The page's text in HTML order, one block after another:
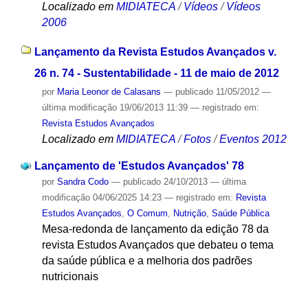
Localizado em MIDIATECA / Vídeos / Vídeos
2006
Lançamento da Revista Estudos Avançados v.
26 n. 74 - Sustentabilidade - 11 de maio de 2012
por Maria Leonor de Calasans — publicado11/05/2012 —
última modificação19/06/2013 11:39 — registrado em:
Revista Estudos Avançados
Localizado em MIDIATECA /Fotos /Eventos 2012
Lançamento de 'Estudos Avançados' 78
por Sandra Codo — publicado24/10/2013 — última
modificação04/06/2025 14:23 — registrado em: Revista
Estudos Avançados O Comum Nutrição, Saúde Pública
Mesa-redonda de lançamento da edição 78 da
revista Estudos Avançados que debateu o tema
da saúde pública e a melhoria dos padrões
nutricionais